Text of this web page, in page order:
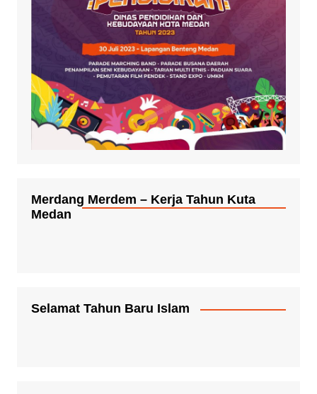
Merdang Merdem – Kerja Tahun Kuta
Medan
Selamat Tahun Baru Islam